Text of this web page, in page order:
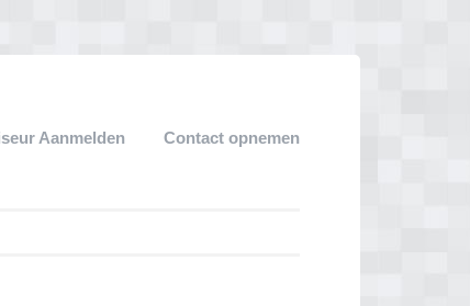
Aanmelden Contact opnemen